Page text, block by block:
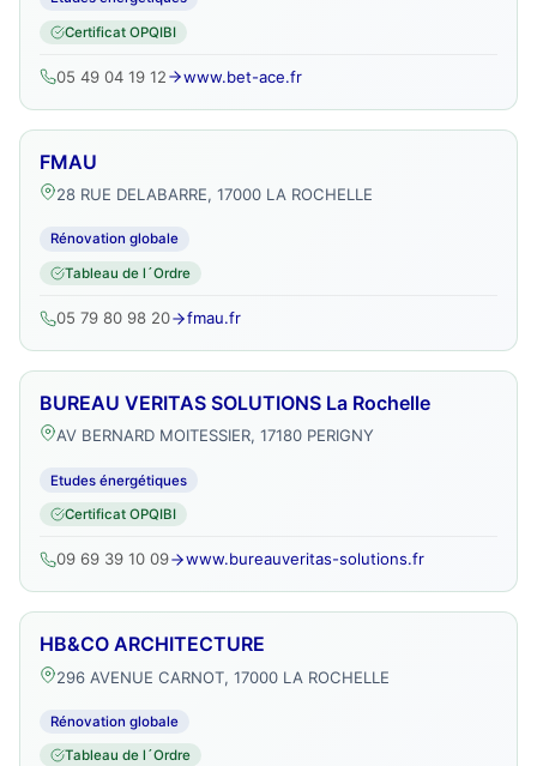
Certificat OPQIBI
05 49 04 19 12 www.bet-ace.fr
FMAU
28 RUE DELABARRE, 17000 LA ROCHELLE
Rénovation globale
Tableau de l´Ordre
05 79 80 98 20 fmau.fr
BUREAU VERITAS SOLUTIONS La Rochelle
AV BERNARD MOITESSIER, 17180 PERIGNY
Etudes énergétiques
Certificat OPQIBI
09 69 39 10 09 www.bureauveritas-solutions.fr
HB&CO ARCHITECTURE
296 AVENUE CARNOT, 17000 LA ROCHELLE
Rénovation globale
Tableau de l´Ordre